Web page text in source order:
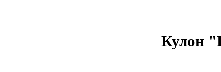
Кулон